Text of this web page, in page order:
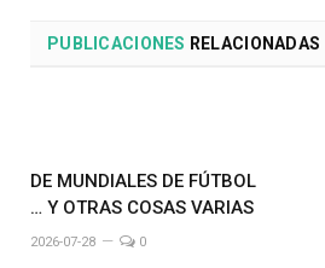
PUBLICACIONES RELACIONADAS
DE MUNDIALES DE FÚTBOL
… Y OTRAS COSAS VARIAS
2026-07-28 0